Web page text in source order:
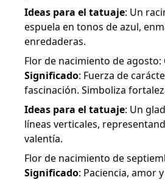
Ideas para el tatuaje: Un
espuela en tonos de azul,
enredaderas.
Flor de nacimiento de agosto:
Significado: Fuerza de
fascinación. Simboliza
Ideas para el tatuaje: Un
líneas verticales,
valentía.
Flor de nacimiento de
Significado: Paciencia, amor